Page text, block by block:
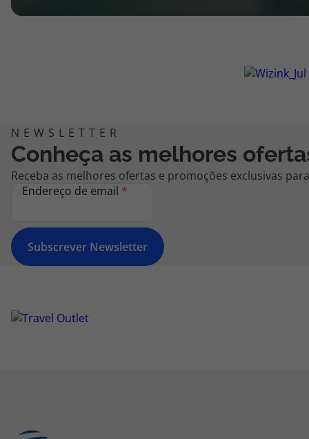
Conheça as melhores
Receba as melhores ofertas e promoções exclusivas
Endereço de email *
Subscrever Newsletter